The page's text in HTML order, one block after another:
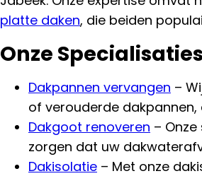
platte daken, die beiden
Onze Specialisaties
Dakpannen vervangen –
of verouderde
Dakgoot renoveren –
zorgen dat uw
Dakisolatie – Met onze